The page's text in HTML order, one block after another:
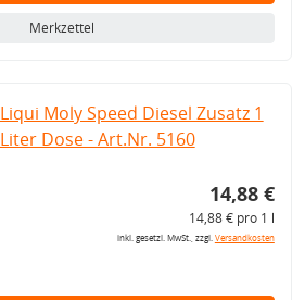
Merkzettel
Liqui Moly Speed Diesel Zusatz 1
Liter Dose - Art.Nr. 5160
14,88 €
14,88 € pro 1 l
inkl. gesetzl. MwSt., zzgl.Versandkosten